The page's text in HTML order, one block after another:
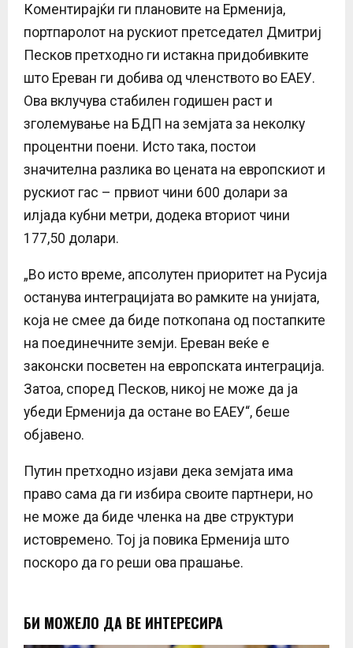
Коментирајќи ги плановите на Ерменија,
портпаролот на рускиот претседател Дмитриј
Песков претходно ги истакна придобивките
што Ереван ги добива од членството во ЕАЕУ.
Ова вклучува стабилен годишен раст и
зголемување на БДП на земјата за неколку
процентни поени. Исто така, постои
значителна разлика во цената на европскиот и
рускиот гас – првиот чини 600 долари за
илјада кубни метри, додека вториот чини
177,50 долари.
„Во исто време, апсолутен приоритет на Русија
останува интеграцијата во рамките на унијата,
која не смее да биде поткопана од постапките
на поединечните земји. Ереван веќе е
законски посветен на европската интеграција.
Затоа, според Песков, никој не може да ја
убеди Ерменија да остане во ЕАЕУ“, беше
објавено.
Путин претходно изјави дека земјата има
право сама да ги избира своите партнери, но
не може да биде членка на две структури
истовремено. Тој ја повика Ерменија што
поскоро да го реши ова прашање.
БИ МОЖЕЛО ДА ВЕ ИНТЕРЕСИРА